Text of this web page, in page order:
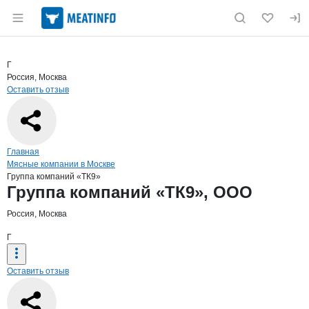
Раздел навигации по сайту meatinfo.ru
Страница компании
Страница компании
Краткая информация о компании
Г
Россия, Москва
Оставить отзыв
Навигация по сайту
Главная
Мясные компании в Москве
Группа компаний «ТК9»
Основная информация о компании
Группа компаний «ТК9», ООО
Россия, Москва
Г
Оставить отзыв